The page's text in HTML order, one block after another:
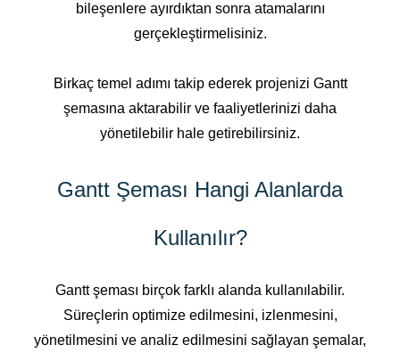
bileşenlere ayırdıktan sonra atamalarını
gerçekleştirmelisiniz.
Birkaç temel adımı takip ederek projenizi Gantt
şemasına aktarabilir ve faaliyetlerinizi daha
yönetilebilir hale getirebilirsiniz.
Gantt Şeması Hangi Alanlarda
Kullanılır?
Gantt şeması birçok farklı alanda kullanılabilir.
Süreçlerin optimize edilmesini, izlenmesini,
yönetilmesini ve analiz edilmesini sağlayan şemalar,